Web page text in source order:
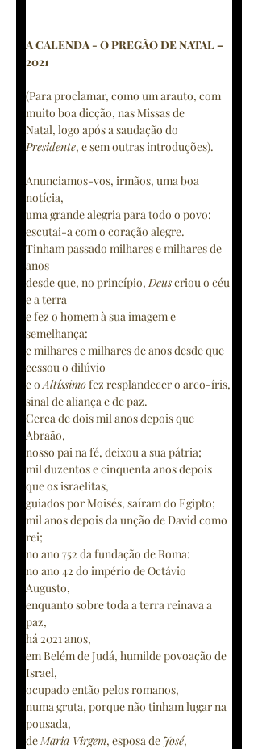
A CALENDA - O PREGÃO DE NATAL –
2021
(Para proclamar, como um arauto, com
muito boa dicção, nas Missas de
Natal, logo após a saudação do
Presidente, e sem outras introduções).
Anunciamos-vos, irmãos, uma boa
notícia,
uma grande alegria para todo o povo:
escutai-a com o coração alegre.
Tinham passado milhares e milhares de
anos
desde que, no princípio, Deus criou o céu
e a terra
e fez o homem à sua imagem e
semelhança:
e milhares e milhares de anos desde que
cessou o dilúvio
e o Altíssimo fez resplandecer o arco-íris,
sinal de aliança e de paz.
Cerca de dois mil anos depois que
Abraão,
nosso pai na fé, deixou a sua pátria;
mil duzentos e cinquenta anos depois
que os israelitas,
guiados por Moisés, saíram do Egipto;
mil anos depois da unção de David como
rei;
no ano 752 da fundação de Roma:
no ano 42 do império de Octávio
Augusto,
enquanto sobre toda a terra reinava a
paz,
há 2021 anos,
em Belém de Judá, humilde povoação de
Israel,
ocupado então pelos romanos,
numa gruta, porque não tinham lugar na
pousada,
de Maria Virgem, esposa de José,